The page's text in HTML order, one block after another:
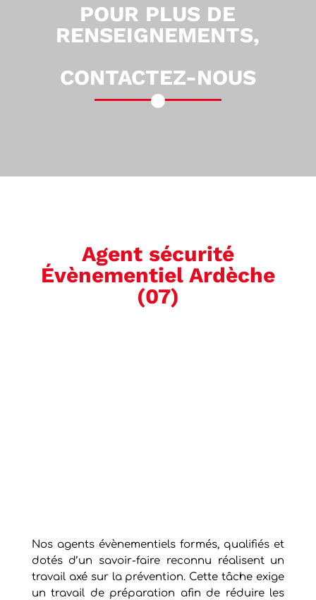
POUR PLUS DE
RENSEIGNEMENTS,
CONTACTEZ-NOUS
Agent sécurité
Évènementiel Ardèche
(07)
Nos agents évènementiels formés, qualifiés et
dotés d’un savoir-faire reconnu réalisent un
travail axé sur la prévention. Cette tâche exige
un travail de préparation afin de réduire les